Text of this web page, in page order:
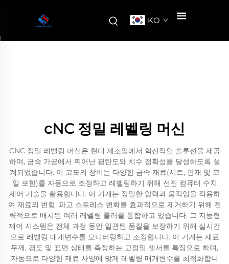
KO
cNC 정밀 레벨링 머신
CNC 정밀 레벨링 머신은 현대 제조업에서 혁신적인 솔루션을 제공
하며, 금속 가공에서 뛰어난 평탄도와 치수 정확성을 달성하도록 설
계되었습니다. 이 고도의 장비는 다양한 금속 재료(시트, 판재 및 코
일 포함)를 자동으로 조정하고 레벨링하기 위해 선진 컴퓨터 수치
제어 기술을 활용합니다. 이 기계는 정밀한 압력과 움직임을 적용하
여 재료의 변형, 파고 스트레스 변화를 효과적으로 제거하기 위해 전
략적으로 배치된 여러 레벨링 롤러를 통합하고 있습니다. 그 지능형
제어 시스템은 전체 과정 동안 일관된 품질을 보장하기 위해 실시간
으로 레벨링 매개변수를 모니터링하고 조정합니다. 이 기계는 재료
두께, 경도 및 표면 상태를 측정하는 고정밀 센서를 특징으로 하며,
자동으로 다양한 재료 사양에 맞게 레벨링 매개변수를 최적화합니